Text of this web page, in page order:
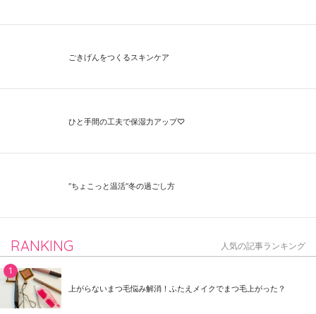
ごきげんをつくるスキンケア
ひと手間の工夫で保湿力アップ♡
“ちょこっと温活“冬の過ごし方
RANKING 人気の記事ランキング
上がらないまつ毛悩み解消！ふたえメイクでまつ毛上がった？